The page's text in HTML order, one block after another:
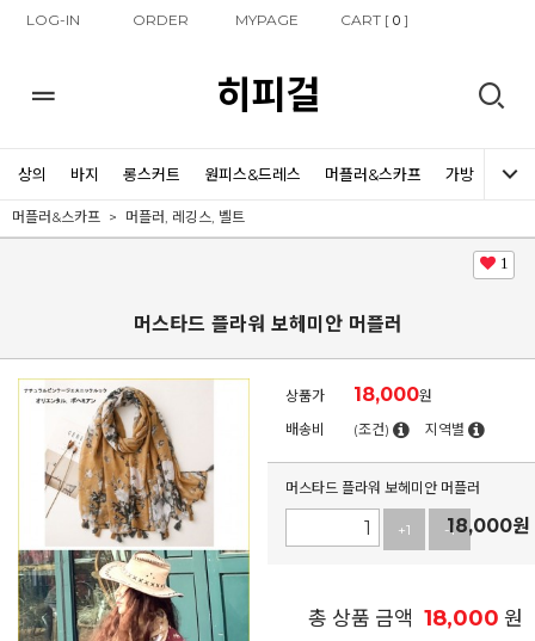
LOG-IN ORDER MYPAGE CART [0 ]
히피걸
상의 바지 롱스커트 원피스&드레스 머플러&스카프 가방 신발
머플러&스카프 머플러, 레깅스, 벨트
1
머스타드 플라워 보헤미안 머플러
상품가 18,000원
배송비
(조건) 지역별
머스타드 플라워 보헤미안 머플러
+1 -1
18,000원
총 상품 금액 18,000 원